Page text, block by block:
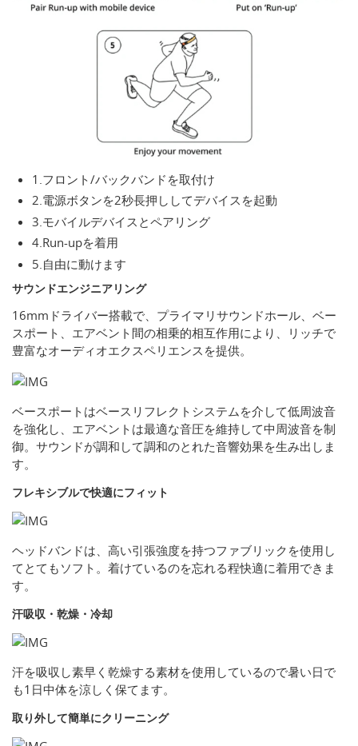
1.フロント/バックバンドを取付け
2.電源ボタンを2秒長押ししてデバイスを起動
3.モバイルデバイスとペアリング
4.Run-upを着用
5.自由に動けます
サウンドエンジニアリング
16mmドライバー搭載で、プライマリサウンドホール、ベー
スポート、エアベント間の相乗的相互作用により、リッチで
豊富なオーディオエクスペリエンスを提供。
ベースポートはベースリフレクトシステムを介して低周波音
を強化し、エアベントは最適な音圧を維持して中周波音を制
御。サウンドが調和して調和のとれた音響効果を生み出しま
す。
フレキシブルで快適にフィット
ヘッドバンドは、高い引張強度を持つファブリックを使用し
てとてもソフト。着けているのを忘れる程快適に着用できま
す。
汗吸収・乾燥・冷却
汗を吸収し素早く乾燥する素材を使用しているので暑い日で
も1日中体を涼しく保てます。
取り外して簡単にクリーニング